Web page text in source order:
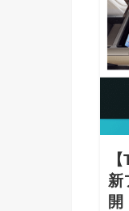
新
開